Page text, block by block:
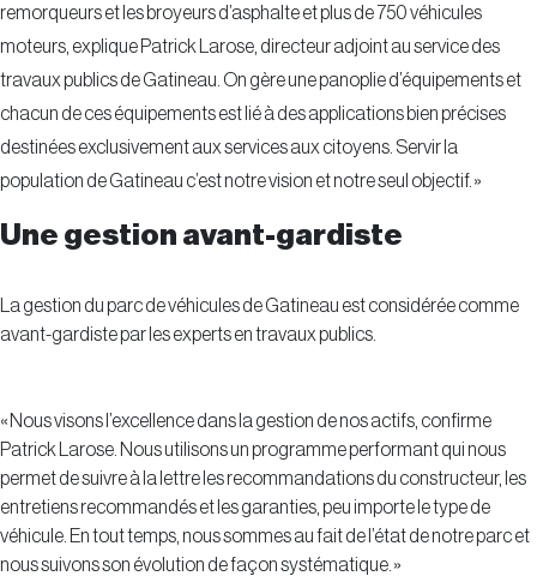
remorqueurs et les broyeurs d’asphalte et plus de 750 véhicules
moteurs, explique Patrick Larose, directeur adjoint au service des
travaux publics de Gatineau. On gère une panoplie d’équipements et
chacun de ces équipements est lié à des applications bien précises
destinées exclusivement aux services aux citoyens. Servir la
population de Gatineau c’est notre vision et notre seul objectif. »
Une gestion avant-gardiste
La gestion du parc de véhicules de Gatineau est considérée comme
avant-gardiste par les experts en travaux publics.
« Nous visons l’excellence dans la gestion de nos actifs, confirme
Patrick Larose. Nous utilisons un programme performant qui nous
permet de suivre à la lettre les recommandations du constructeur, les
entretiens recommandés et les garanties, peu importe le type de
véhicule. En tout temps, nous sommes au fait de l’état de notre parc et
nous suivons son évolution de façon systématique. »